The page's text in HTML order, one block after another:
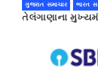
ગુજરાત સમાચાર ભારત
તેલંગાણાના